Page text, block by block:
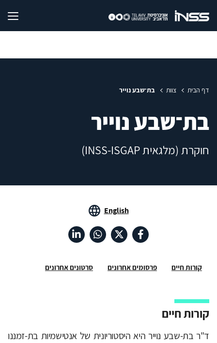
דף הבית צוות בת־שבע נוייר
בת־שבע נוייר
חוקרת (מלגאית INSS-ISGAP)
English
קורות חיים פרסומים אחרונים סרטונים אחרונים
קורות חיים
ד"ר בת-שבע נוייר היא היסטוריונית של אנטישמיות בת-זמננו